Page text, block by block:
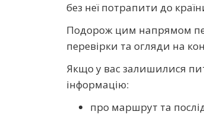
без неї потрапити до
Подорож цим напрямом
перевірки та огляди на
Якщо у вас залишилися
інформацію:
про маршрут та